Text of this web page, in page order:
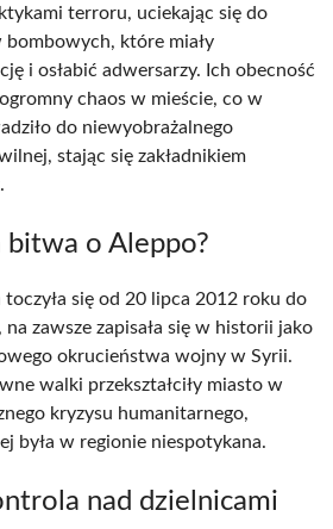
terroru, uciekając się do
które miały
i osłabić adwersarzy. Ich obecność
chaos w mieście, co w
do niewyobrażalnego
stając się zakładnikiem
bitwa o Aleppo?
toczyła się od 20 lipca 2012 roku do
zawsze zapisała się w historii jako
okrucieństwa wojny w Syrii.
walki przekształciły miasto w
kryzysu humanitarnego,
była w regionie niespotykana.
nad dzielnicami